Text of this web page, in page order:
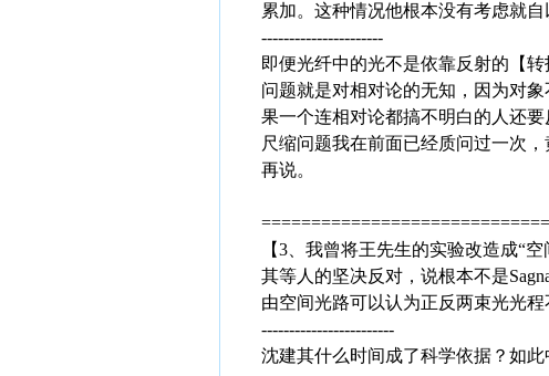
累加。这种情况他根本没有考虑就
----------------------
即便光纤中的光不是依靠反射的【
问题就是对相对论的无知，因为对
果一个连相对论都搞不明白的人还
尺缩问题我在前面已经质问过一次
再说。
【3、我曾将王先生的实验改造成“
其等人的坚决反对，说根本不是
由空间光路可以认为正反两束光光
------------------------
沈建其什么时间成了科学依据？如此